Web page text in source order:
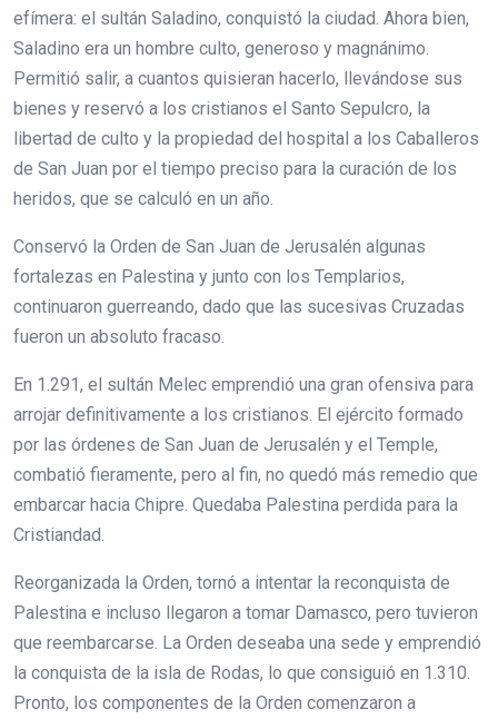
efímera: el sultán Saladino, conquistó la ciudad. Ahora bien,
Saladino era un hombre culto, generoso y magnánimo.
Permitió salir, a cuantos quisieran hacerlo, llevándose sus
bienes y reservó a los cristianos el Santo Sepulcro, la
libertad de culto y la propiedad del hospital a los Caballeros
de San Juan por el tiempo preciso para la curación de los
heridos, que se calculó en un año.
Conservó la Orden de San Juan de Jerusalén algunas
fortalezas en Palestina y junto con los Templarios,
continuaron guerreando, dado que las sucesivas Cruzadas
fueron un absoluto fracaso.
En 1.291, el sultán Melec emprendió una gran ofensiva para
arrojar definitivamente a los cristianos. El ejército formado
por las órdenes de San Juan de Jerusalén y el Temple,
combatió fieramente, pero al fin, no quedó más remedio que
embarcar hacia Chipre. Quedaba Palestina perdida para la
Cristiandad.
Reorganizada la Orden, tornó a intentar la reconquista de
Palestina e incluso llegaron a tomar Damasco, pero tuvieron
que reembarcarse. La Orden deseaba una sede y emprendió
la conquista de la isla de Rodas, lo que consiguió en 1.310.
Pronto, los componentes de la Orden comenzaron a